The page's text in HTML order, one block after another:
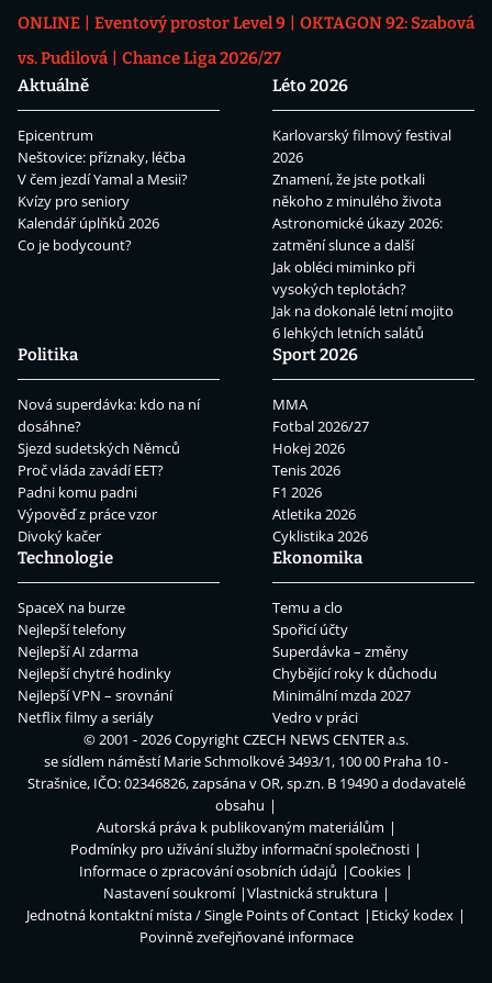
ONLINE
Eventový prostor Level 9
OKTAGON 92: Szabová
vs. Pudilová
Chance Liga 2026/27
Aktuálně
Epicentrum
Neštovice: příznaky, léčba
V čem jezdí Yamal a Mesii?
Kvízy pro seniory
Kalendář úplňků 2026
Co je bodycount?
Léto 2026
Karlovarský filmový festival
2026
Znamení, že jste potkali
někoho z minulého života
Astronomické úkazy 2026:
zatmění slunce a další
Jak obléci miminko při
vysokých teplotách?
Jak na dokonalé letní mojito
6 lehkých letních salátů
Politika
Nová superdávka: kdo na ní
dosáhne?
Sjezd sudetských Němců
Proč vláda zavádí EET?
Padni komu padni
Výpověď z práce vzor
Divoký kačer
Sport 2026
MMA
Fotbal 2026/27
Hokej 2026
Tenis 2026
F1 2026
Atletika 2026
Cyklistika 2026
Technologie
SpaceX na burze
Nejlepší telefony
Nejlepší AI zdarma
Nejlepší chytré hodinky
Nejlepší VPN – srovnání
Netflix filmy a seriály
Ekonomika
Temu a clo
Spořicí účty
Superdávka – změny
Chybějící roky k důchodu
Minimální mzda 2027
Vedro v práci
© 2001 - 2026 CopyrightCZECH NEWS CENTER a.s.
se sídlem náměstí Marie Schmolkové 3493/1, 100 00 Praha 10 -
Strašnice, IČO: 02346826, zapsána v OR, sp.zn. B 19490 a dodavatelé
obsahu
Autorská práva k publikovaným materiálům
Podmínky pro užívání služby informační společnosti
Informace o zpracování osobních údajů
Cookies
Nastavení soukromí
Vlastnická struktura
Jednotná kontaktní místa / Single Points of Contact
Etický kodex
Povinně zveřejňované informace